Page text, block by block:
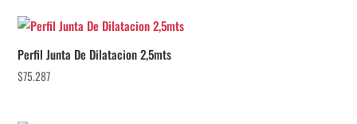
Perfil Junta De Dilatacion 2,5mts
$75.287